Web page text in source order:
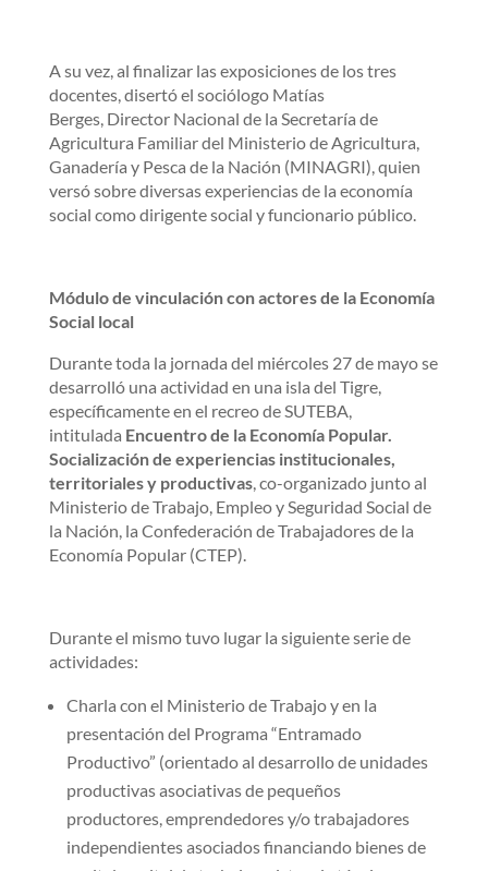
A su vez, al finalizar las exposiciones de los tres
docentes, disertó el sociólogo Matías
Berges, Director Nacional de la Secretaría de
Agricultura Familiar del Ministerio de Agricultura,
Ganadería y Pesca de la Nación (MINAGRI), quien
versó sobre diversas experiencias de la economía
social como dirigente social y funcionario público.
Módulo de vinculación con actores de la Economía
Social local
Durante toda la jornada del miércoles 27 de mayo se
desarrolló una actividad en una isla del Tigre,
específicamente en el recreo de SUTEBA,
intitulada Encuentro de la Economía Popular.
Socialización de experiencias institucionales,
territoriales y productivas, co-organizado junto al
Ministerio de Trabajo, Empleo y Seguridad Social de
la Nación, la Confederación de Trabajadores de la
Economía Popular (CTEP).
Durante el mismo tuvo lugar la siguiente serie de
actividades:
Charla con el Ministerio de Trabajo y en la
presentación del Programa “Entramado
Productivo” (orientado al desarrollo de unidades
productivas asociativas de pequeños
productores, emprendedores y/o trabajadores
independientes asociados financiando bienes de